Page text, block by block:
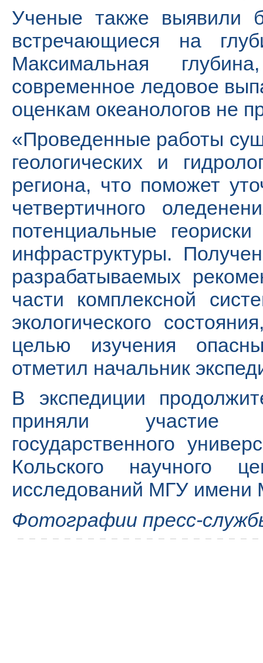
Ученые также выявили
встречающиеся на
Максимальная
современное ледовое
оценкам океанологов не
«Проведенные работы
геологических и
региона, что поможет
четвертичного
потенциальные
инфраструктуры.
разрабатываемых
части комплексной
экологического
целью изучения
отметил начальник
В экспедиции
приняли участие
государственного
Кольского научного
исследований МГУ
Фотографии пресс-